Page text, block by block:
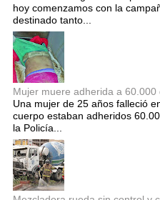
hoy comenzamos con la
destinado tanto...
Mujer muere adherida a
Una mujer de 25 años falleció
cuerpo estaban adheridos
la Policía...